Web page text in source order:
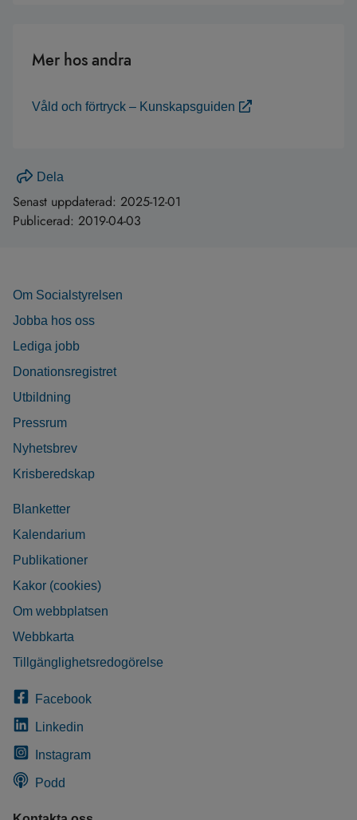
Mer hos andra
Våld och förtryck – Kunskapsguiden
Dela
Senast uppdaterad: 2025-12-01
Publicerad: 2019-04-03
Om Socialstyrelsen
Jobba hos oss
Lediga jobb
Donationsregistret
Utbildning
Pressrum
Nyhetsbrev
Krisberedskap
Blanketter
Kalendarium
Publikationer
Kakor (cookies)
Om webbplatsen
Webbkarta
Tillgänglighetsredogörelse
Facebook
Linkedin
Instagram
Podd